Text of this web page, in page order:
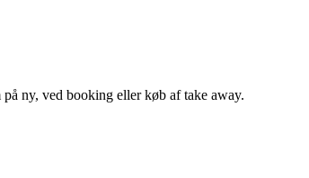
ny, ved booking eller køb af take away.